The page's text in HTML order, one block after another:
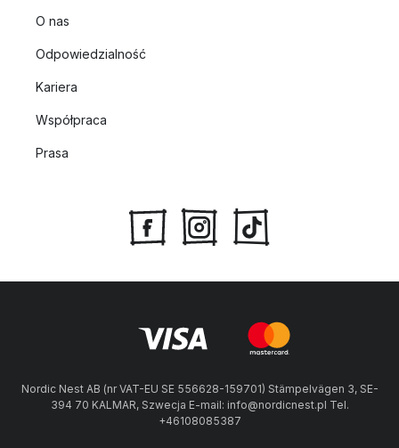
O nas
Odpowiedzialność
Kariera
Współpraca
Prasa
Nordic Nest AB (nr VAT-EU SE 556628-159701) Stämpelvägen 3, SE-
394 70 KALMAR, Szwecja E-mail: info@nordicnest.pl Tel.
+46108085387